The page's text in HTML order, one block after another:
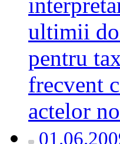
ultimii
pentru
frecvent
actelor